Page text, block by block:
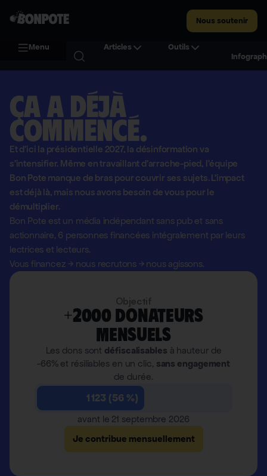
Nous soutenir
Menu Articles
Outils
Ça a déjà
commencé.
Et d'ici la présidentielle 2027, la désinformation va
s'intensifier. Même en travaillant d'arrache-pied, l'équipe
Bon Pote manque de bras pour couvrir ses sujets. L'impact
est déjà là, mais nous avons besoin de vous pour le
démultiplier.
Bon Pote est un média indépendant sans pub et sans
actionnaire, 6 personnes financées intégralement par leurs
lectrices et lecteurs.
Vous financez→ nous recrutons →nous agissons.
+2000 donateurs
mensuels
Les dons sont défiscalisables à hauteur de
-66% et résiliables en un clic, sans engagement
de durée.
1 123 (56 %)
avant le 21 septembre 2026
Je contribue mensuellement